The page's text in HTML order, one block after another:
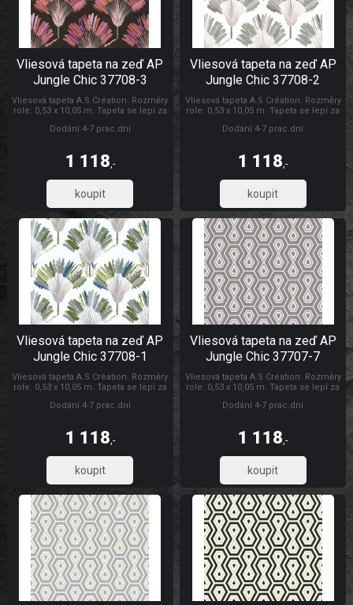
Vliesová tapeta na zeď AP
Jungle Chic 37708-3
Vliesová tapeta A.S Création. Rozměry
role: 0,53 x 10,05 m. Tapeta se lepí za
zeď. Vliesové tapety na zeď se
zakrytí jemných prasklin. AP Jungle
Dodání 4-7 prac.dní
1 118 ,-
923,61
Vliesová tapeta na zeď AP
Jungle Chic 37708-2
Vliesová tapeta A.S Création. Rozměry
role: 0,53 x 10,05 m. Tapeta se lepí za
zeď. Vliesové tapety na zeď se
zakrytí jemných prasklin. Tapety AS
Création AP Jungle Chic
Dodání 4-7 prac.dní
1 118 ,-
923,61
Vliesová tapeta na zeď AP
Jungle Chic 37708-1
Vliesová tapeta A.S Création. Rozměry
role: 0,53 x 10,05 m. Tapeta se lepí za
zeď. Vliesové tapety na zeď se
zakrytí jemných prasklin. AP Jungle
Dodání 4-7 prac.dní
1 118 ,-
923,61
Vliesová tapeta na zeď AP
Jungle Chic 37707-7
Vliesová tapeta A.S Création. Rozměry
role: 0,53 x 10,05 m. Tapeta se lepí za
zeď. Vliesové tapety na zeď se
zakrytí jemných prasklin. Tapety AS
Création AP Jungle Chic
Dodání 4-7 prac.dní
1 118 ,-
923,61